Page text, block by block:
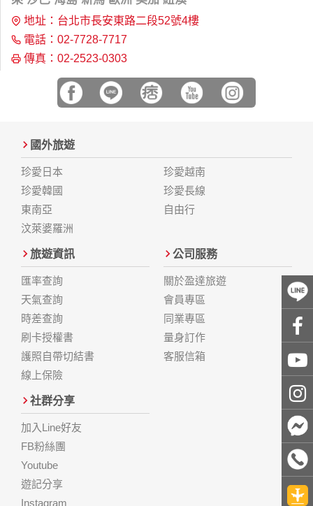
除非取得您的同意或其他法令之特別規定，本網站絕不會將您
的個人資料揭露予第三人或使用於蒐集目的以外之其他用途。
在您於本網站註冊帳號、使用本網站相關產品、服務、活動或
贈獎時，本網站會收集您的個人識別資料，本網站也可以從商
業夥伴處取得個人資料。
當客戶在本網站註冊時，我們會取得您的姓名、電話、住址、
身份證字號、電子郵件、出生日期、性別、行業等相關資料，
號、電子郵件、出生日期、性別、行業等相關資料，當您註冊
其他除了上述，會保留您在上網瀏覽或查詢時，伺服器自行產
生的相關記錄，包括您使用連線設備的 IP 位址、使用時間、使
用的瀏覽器、瀏覽及點選資料紀錄等。本網站會對個別連線者
網頁，除非您願意告知您的個人資料，否則本網站不會也無法
將此項記錄和您對應。請您注意，在本網站網刊登廣告之廠
商，或與連結本網站，也可能蒐集您個人的資料。對於您主動
提供的個人資訊，這些廣告廠商、或連結網站有其個別的私權
保護政策，其資料處理措施不適用本網站隱私權保護政策，本
公司不負任何連帶責任。
本網站將在事前或註冊登錄取得您的同意後，傳送商業性資料
或電子郵件給您。本公司除了在該資料或電子郵件上註明是由
本公司發送，也會在該資料或電子郵件上提供您能隨時停止接
收這些資料或電子郵件的方法及說明。
本公司不會向任何人出售或出借您的個人識別資料。
在以下情況下， 本公司會向其他人士或公司提供您的個人識別
資料：
1.遵守法令或政府機關的要求；或我們發覺您在網站上的行為
違反本公司旗下網站的會員條款或產品、服務的特定使用指
2.為了保護使用者個人隱私，我們無法為您查詢其他使用者的
帳號資料。若您有相關法律上問題需查閱他人資料時，請務必
地址：台北市長安東路二段52號4樓
電話：02-7728-7717
傳真：02-2523-0303
國外旅遊
珍愛日本
珍愛韓國
東南亞
汶萊婆羅洲
珍愛越南
珍愛長線
自由行
旅遊資訊
匯率查詢
天氣查詢
時差查詢
刷卡授權書
護照自帶切結書
線上保險
公司服務
關於盈達旅遊
會員專區
同業專區
量身訂作
客服信箱
社群分享
加入Line好友
FB粉絲團
Youtube
遊記分享
Instagram